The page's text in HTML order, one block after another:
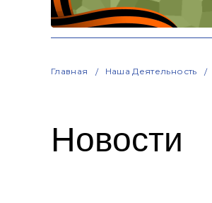
Главная Наша Деятельность
Новости